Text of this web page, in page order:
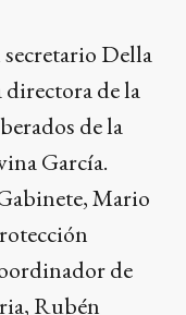
Della
de la
de la
García.
Mario
de
Rubén